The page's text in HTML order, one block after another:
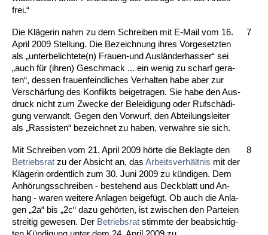
frei.“
Die Kläge­rin nahm zu dem Schrei­ben mit E-Mail vom 16.
April 2009 Stel­lung. Die Be­zeich­nung ih­res Vor­ge­setz­ten
als „un­ter­be­lich­te­te(n) Frau­en-und Ausländer­has­ser“ sei
„auch für (ih­ren) Ge­schmack ... ein we­nig zu scharf ge­ra­
ten“, des­sen frau­en­feind­li­ches Ver­hal­ten ha­be aber zur
Verschärfung des Kon­flikts bei­ge­tra­gen. Sie ha­be den Aus­
druck nicht zum Zwe­cke der Be­lei­di­gung oder Rufschädi­
gung ver­wandt. Ge­gen den Vor­wurf, den Ab­tei­lungs­lei­ter
als „Ras­sis­ten“ be­zeich­net zu ha­ben, ver­wah­re sie sich.
7
Mit Schrei­ben vom 21. April 2009 hörte die Be­klag­te den
Be­triebs­rat zu der Ab­sicht an, das Ar­beits­verhält­nis mit der
Kläge­rin or­dent­lich zum 30. Ju­ni 2009 zu kündi­gen. Dem
Anhörungs­schrei­ben - be­ste­hend aus Deck­blatt und An­
hang - wa­ren wei­te­re An­la­gen bei­gefügt. Ob auch die An­la­
gen „2a“ bis „2c“ da­zu gehörten, ist zwi­schen den Par­tei­en
strei­tig ge­we­sen. Der Be­triebs­rat stimm­te der be­ab­sich­tig­
8